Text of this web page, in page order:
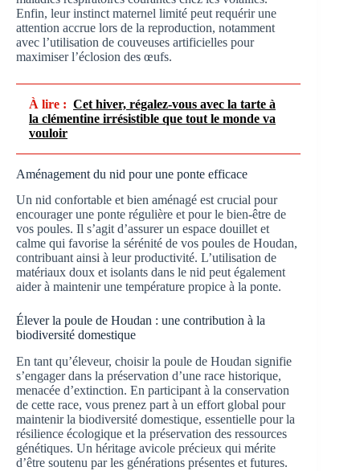
Enfin, leur instinct maternel limité peut requérir une
attention accrue lors de la reproduction, notamment
avec l’utilisation de couveuses artificielles pour
maximiser l’éclosion des œufs.
À lire : Cet hiver, régalez-vous avec la tarte à
la clémentine irrésistible que tout le monde va
vouloir
Aménagement du nid pour une ponte efficace
Un nid confortable et bien aménagé est crucial pour
encourager une ponte régulière et pour le bien-être de
vos poules. Il s’agit d’assurer un espace douillet et
calme qui favorise la sérénité de vos poules de Houdan,
contribuant ainsi à leur productivité. L’utilisation de
matériaux doux et isolants dans le nid peut également
aider à maintenir une température propice à la ponte.
Élever la poule de Houdan : une contribution à la
biodiversité domestique
En tant qu’éleveur, choisir la poule de Houdan signifie
s’engager dans la préservation d’une race historique,
menacée d’extinction. En participant à la conservation
de cette race, vous prenez part à un effort global pour
maintenir la biodiversité domestique, essentielle pour la
résilience écologique et la préservation des ressources
génétiques. Un héritage avicole précieux qui mérite
d’être soutenu par les générations présentes et futures.